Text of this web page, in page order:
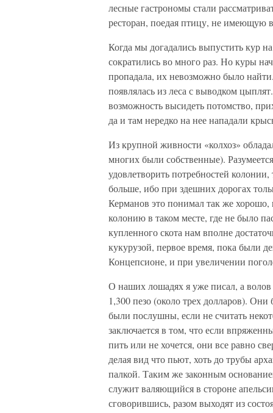
лесные гастрономы стали
ресторан, поедая птицу, не имеющую
Когда мы догадались выпустить кур
сократились во много раз. Но куры
пропадала, их невозможно было
появлялась из леса с выводком
возможность высидеть потомство,
да и там нередко на нее нападали
Из крупной живности «колхоз»
многих были собственные).
удовлетворить потребностей колонии,
больше, ибо при здешних дорогах
Керманов это понимал так же хорошо,
колонию в таком месте, где не было
купленного скота нам вполне
кукурузой, первое время, пока были
Концепсионе, и при увеличении
О наших лошадях я уже писал, а
1,300 пезо (около трех долларов).
были послушны, если не считать
заключается в том, что если
пить или не хочется, они все равно
делая вид что пьют, хоть до трубы
палкой. Таким же законным
служит валяющийся в стороне
сговорившись, разом выходят из